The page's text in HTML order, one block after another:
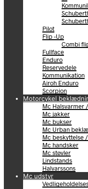
Pilot
Flip -Up
Combi
Fullface
Enduro
Reservedele
Kommunikation
Airoh Enduro
Scorpion
Motorcykel
Mc Halsvarmer
Mc jakker
Mc bukser
Mc Urban
Mc beskyttelse
Mc handsker
Mc støvler
Lindstands
Halvarssons
Mc udstyr